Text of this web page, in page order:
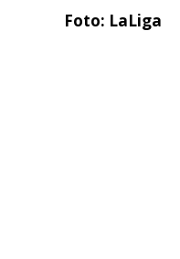
Foto: LaLiga